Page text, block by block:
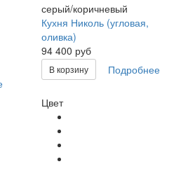
серый/коричневый
Кухня Николь (угловая,
оливка)
94 400 руб
В корзину Подробнее
Цвет